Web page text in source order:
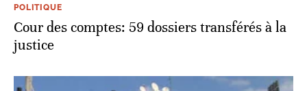
POLITIQUE
Cour des comptes: 59 dossiers transférés à la
justice